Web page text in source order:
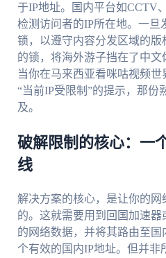
于IP地址。国内平台如CCTV
检测访问者的IP所在地。一旦
锁，以遵守内容分发区域的
的锁，将海外游子挡在了中文
当你在马来西亚看咪咕视频世
“当前IP受限制”的提示，那份
及。
破解限制的核心：一
线
解决方案的核心，是让你的网
的。这就需要用到回国加速
的网络数据，并将其路由至
个有效的国内IP地址。但并非